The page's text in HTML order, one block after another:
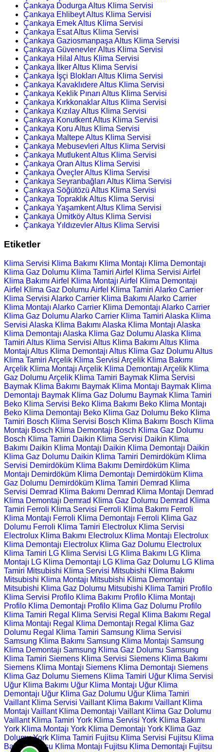
Çankaya Dodurga Altus Klima Servisi
Çankaya Ehlibeyt Altus Klima Servisi
Çankaya Emek Altus Klima Servisi
Çankaya Esat Altus Klima Servisi
Çankaya Gaziosmanpaşa Altus Klima Servisi
Çankaya Güvenevler Altus Klima Servisi
Çankaya Hilal Altus Klima Servisi
Çankaya İlker Altus Klima Servisi
Çankaya İşçi Blokları Altus Klima Servisi
Çankaya Kavaklıdere Altus Klima Servisi
Çankaya Keklik Pınarı Altus Klima Servisi
Çankaya Kırkkonaklar Altus Klima Servisi
Çankaya Kızılay Altus Klima Servisi
Çankaya Konutkent Altus Klima Servisi
Çankaya Koru Altus Klima Servisi
Çankaya Maltepe Altus Klima Servisi
Çankaya Mebusevleri Altus Klima Servisi
Çankaya Mutlukent Altus Klima Servisi
Çankaya Oran Altus Klima Servisi
Çankaya Öveçler Altus Klima Servisi
Çankaya Seyranbağları Altus Klima Servisi
Çankaya Söğütözü Altus Klima Servisi
Çankaya Topraklık Altus Klima Servisi
Çankaya Yaşamkent Altus Klima Servisi
Çankaya Ümitköy Altus Klima Servisi
Çankaya Yıldızevler Altus Klima Servisi
Etiketler
Klima Servisi Klima Bakımı Klima Montajı Klima Demontajı
Klima Gaz Dolumu Klima Tamiri Airfel Klima Servisi Airfel
Klima Bakımı Airfel Klima Montajı Airfel Klima Demontajı
Airfel Klima Gaz Dolumu Airfel Klima Tamiri Alarko Carrier
Klima Servisi Alarko Carrier Klima Bakımı Alarko Carrier
Klima Montajı Alarko Carrier Klima Demontajı Alarko Carrier
Klima Gaz Dolumu Alarko Carrier Klima Tamiri Alaska Klima
Servisi Alaska Klima Bakımı Alaska Klima Montajı Alaska
Klima Demontajı Alaska Klima Gaz Dolumu Alaska Klima
Tamiri Altus Klima Servisi Altus Klima Bakımı Altus Klima
Montajı Altus Klima Demontajı Altus Klima Gaz Dolumu Altus
Klima Tamiri Arçelik Klima Servisi Arçelik Klima Bakımı
Arçelik Klima Montajı Arçelik Klima Demontajı Arçelik Klima
Gaz Dolumu Arçelik Klima Tamiri Baymak Klima Servisi
Baymak Klima Bakımı Baymak Klima Montajı Baymak Klima
Demontajı Baymak Klima Gaz Dolumu Baymak Klima Tamiri
Beko Klima Servisi Beko Klima Bakımı Beko Klima Montajı
Beko Klima Demontajı Beko Klima Gaz Dolumu Beko Klima
Tamiri Bosch Klima Servisi Bosch Klima Bakımı Bosch Klima
Montajı Bosch Klima Demontajı Bosch Klima Gaz Dolumu
Bosch Klima Tamiri Daikin Klima Servisi Daikin Klima
Bakımı Daikin Klima Montajı Daikin Klima Demontajı Daikin
Klima Gaz Dolumu Daikin Klima Tamiri Demirdöküm Klima
Servisi Demirdöküm Klima Bakımı Demirdöküm Klima
Montajı Demirdöküm Klima Demontajı Demirdöküm Klima
Gaz Dolumu Demirdöküm Klima Tamiri Demrad Klima
Servisi Demrad Klima Bakımı Demrad Klima Montajı Demrad
Klima Demontajı Demrad Klima Gaz Dolumu Demrad Klima
Tamiri Ferroli Klima Servisi Ferroli Klima Bakımı Ferroli
Klima Montajı Ferroli Klima Demontajı Ferroli Klima Gaz
Dolumu Ferroli Klima Tamiri Electrolux Klima Servisi
Electrolux Klima Bakımı Electrolux Klima Montajı Electrolux
Klima Demontajı Electrolux Klima Gaz Dolumu Electrolux
Klima Tamiri LG Klima Servisi LG Klima Bakımı LG Klima
Montajı LG Klima Demontajı LG Klima Gaz Dolumu LG Klima
Tamiri Mitsubishi Klima Servisi Mitsubishi Klima Bakımı
Mitsubishi Klima Montajı Mitsubishi Klima Demontajı
Mitsubishi Klima Gaz Dolumu Mitsubishi Klima Tamiri Profilo
Klima Servisi Profilo Klima Bakımı Profilo Klima Montajı
Profilo Klima Demontajı Profilo Klima Gaz Dolumu Profilo
Klima Tamiri Regal Klima Servisi Regal Klima Bakımı Regal
Klima Montajı Regal Klima Demontajı Regal Klima Gaz
Dolumu Regal Klima Tamiri Samsung Klima Servisi
Samsung Klima Bakımı Samsung Klima Montajı Samsung
Klima Demontajı Samsung Klima Gaz Dolumu Samsung
Klima Tamiri Siemens Klima Servisi Siemens Klima Bakımı
Siemens Klima Montajı Siemens Klima Demontajı Siemens
Klima Gaz Dolumu Siemens Klima Tamiri Uğur Klima Servisi
Uğur Klima Bakımı Uğur Klima Montajı Uğur Klima
Demontajı Uğur Klima Gaz Dolumu Uğur Klima Tamiri
Vaillant Klima Servisi Vaillant Klima Bakımı Vaillant Klima
Montajı Vaillant Klima Demontajı Vaillant Klima Gaz Dolumu
Vaillant Klima Tamiri York Klima Servisi York Klima Bakımı
York Klima Montajı York Klima Demontajı York Klima Gaz
Dolumu York Klima Tamiri Fujitsu Klima Servisi Fujitsu Klima
Bakımı Fujitsu Klima Montajı Fujitsu Klima Demontajı Fujitsu